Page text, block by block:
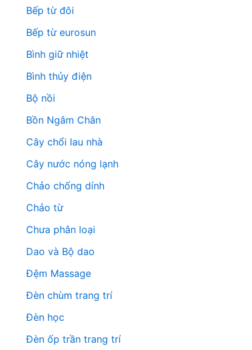
Bếp từ đôi
Bếp từ eurosun
Bình giữ nhiệt
Bình thủy điện
Bộ nồi
Bồn Ngâm Chân
Cây chổi lau nhà
Cây nước nóng lạnh
Chảo chống dính
Chảo từ
Chưa phân loại
Dao và Bộ dao
Đệm Massage
Đèn chùm trang trí
Đèn học
Đèn ốp trần trang trí